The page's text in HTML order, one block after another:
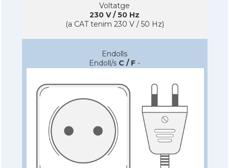
Voltatge
230 V / 50 Hz
(a CAT tenim 230 V / 50 Hz)
Endolls
Endoll/s C / F -